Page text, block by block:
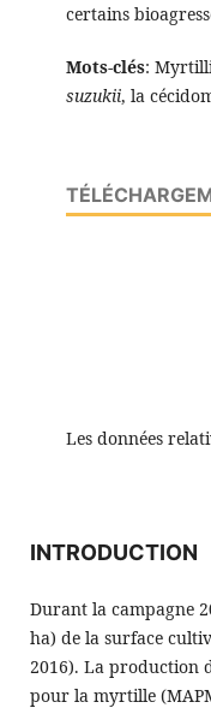
certains
Mots-clés:
suzukii, la
Les données
INTRODUCTION
Durant la campagne
ha) de la surface
2016). La production
pour la myrtille